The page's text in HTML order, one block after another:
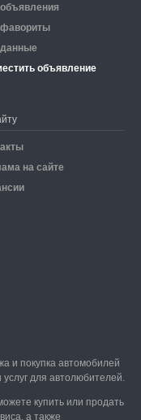
объявление
на сайте
и покупка автомобилей
для автолюбителей.
купить или продать
а также